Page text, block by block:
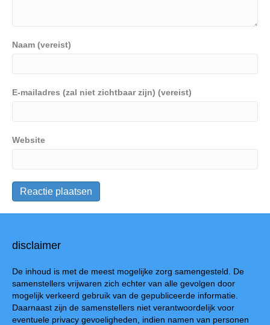
Naam (vereist)
E-mailadres (zal niet zichtbaar zijn) (vereist)
Website
disclaimer
De inhoud is met de meest mogelijke zorg samengesteld. De
samenstellers vrijwaren zich echter van alle gevolgen door
mogelijk verkeerd gebruik van de gepubliceerde informatie.
Daarnaast zijn de samenstellers niet verantwoordelijk voor
eventuele privacy gevoeligheden, indien namen van personen